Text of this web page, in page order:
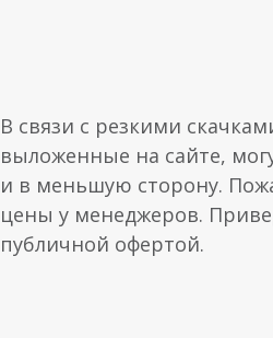
В связи с резкими
выложенные на сайте,
и в меньшую сторону.
цены у менеджеров.
публичной офертой.